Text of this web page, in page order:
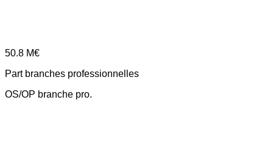
50.8 M€
Part branches professionnelles
OS/OP branche pro.